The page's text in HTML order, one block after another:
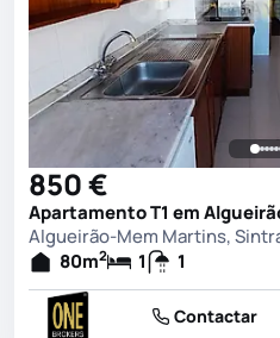
850 €
Apartamento T1 em
Algueirão-Mem Martins,
80m2 1 1
Contactar